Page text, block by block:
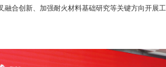
合创新、加强耐火材料基础研究等关键方向开展